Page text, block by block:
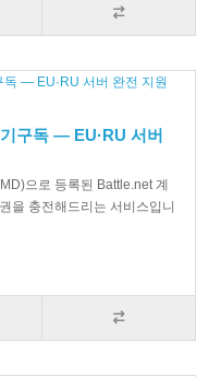
구독 — EU·RU 서버
으로 등록된 Battle.net 계
을 충전해드리는 서비스입니